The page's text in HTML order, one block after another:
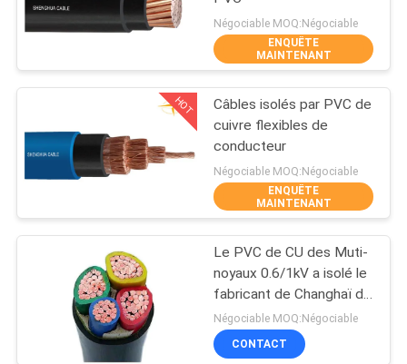
PROPOS
NOUS
VISITE
D'USINE
CONTRÔLE
QUALITÉ
PVC câbles isolés
197
Négociable MOQ:Négociable
ENQUÊTE
MAINTENANT
HOT
Câbles isolés par PVC de
cuivre flexibles de
conducteur
Négociable MOQ:Négociable
ENQUÊTE
MAINTENANT
Le PVC de CU des Muti-
noyaux 0.6/1kV a isolé le
fabricant de Changhaï de
produit certifié de la CE
du CEI de câbles
Négociable MOQ:Négociable
CONTACT